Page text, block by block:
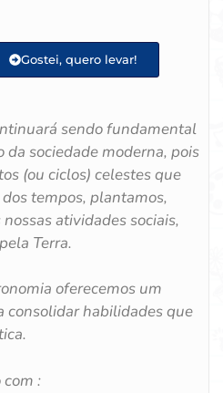
Gostei, quero levar!
sendo fundamental
sociedade moderna, pois
(ou ciclos) celestes que
tempos, plantamos,
atividades sociais,
Terra.
oferecemos um
consolidar habilidades que
: